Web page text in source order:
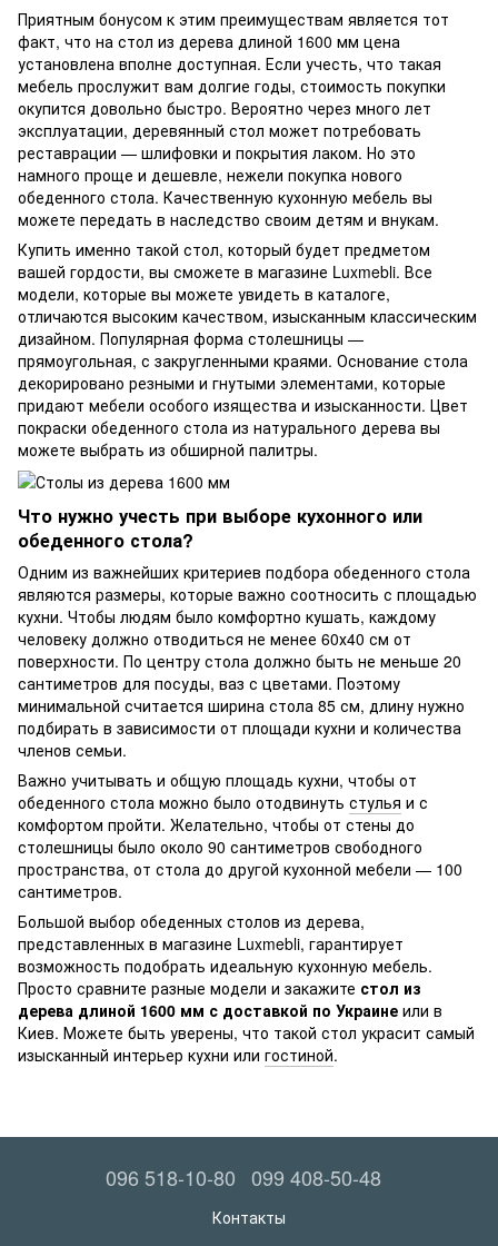
Приятным бонусом к этим преимуществам является тот
факт, что на стол из дерева длиной 1600 мм цена
установлена вполне доступная. Если учесть, что такая
мебель прослужит вам долгие годы, стоимость покупки
окупится довольно быстро. Вероятно через много лет
эксплуатации, деревянный стол может потребовать
реставрации — шлифовки и покрытия лаком. Но это
намного проще и дешевле, нежели покупка нового
обеденного стола. Качественную кухонную мебель вы
можете передать в наследство своим детям и внукам.
Купить именно такой стол, который будет предметом
вашей гордости, вы сможете в магазине Luxmebli. Все
модели, которые вы можете увидеть в каталоге,
отличаются высоким качеством, изысканным классическим
дизайном. Популярная форма столешницы —
прямоугольная, с закругленными краями. Основание стола
декорировано резными и гнутыми элементами, которые
придают мебели особого изящества и изысканности. Цвет
покраски обеденного стола из натурального дерева вы
можете выбрать из обширной палитры.
Что нужно учесть при выборе кухонного или
обеденного стола?
Одним из важнейших критериев подбора обеденного стола
являются размеры, которые важно соотносить с площадью
кухни. Чтобы людям было комфортно кушать, каждому
человеку должно отводиться не менее 60х40 см от
поверхности. По центру стола должно быть не меньше 20
сантиметров для посуды, ваз с цветами. Поэтому
минимальной считается ширина стола 85 см, длину нужно
подбирать в зависимости от площади кухни и количества
членов семьи.
Важно учитывать и общую площадь кухни, чтобы от
обеденного стола можно было отодвинуть стулья и с
комфортом пройти. Желательно, чтобы от стены до
столешницы было около 90 сантиметров свободного
пространства, от стола до другой кухонной мебели — 100
сантиметров.
Большой выбор обеденных столов из дерева,
представленных в магазине Luxmebli, гарантирует
возможность подобрать идеальную кухонную мебель.
Просто сравните разные модели и закажите стол из
дерева длиной 1600 мм с доставкой по Украине или в
Киев. Можете быть уверены, что такой стол украсит самый
изысканный интерьер кухни или гостиной.
096 518-10-80 099 408-50-48
Контакты